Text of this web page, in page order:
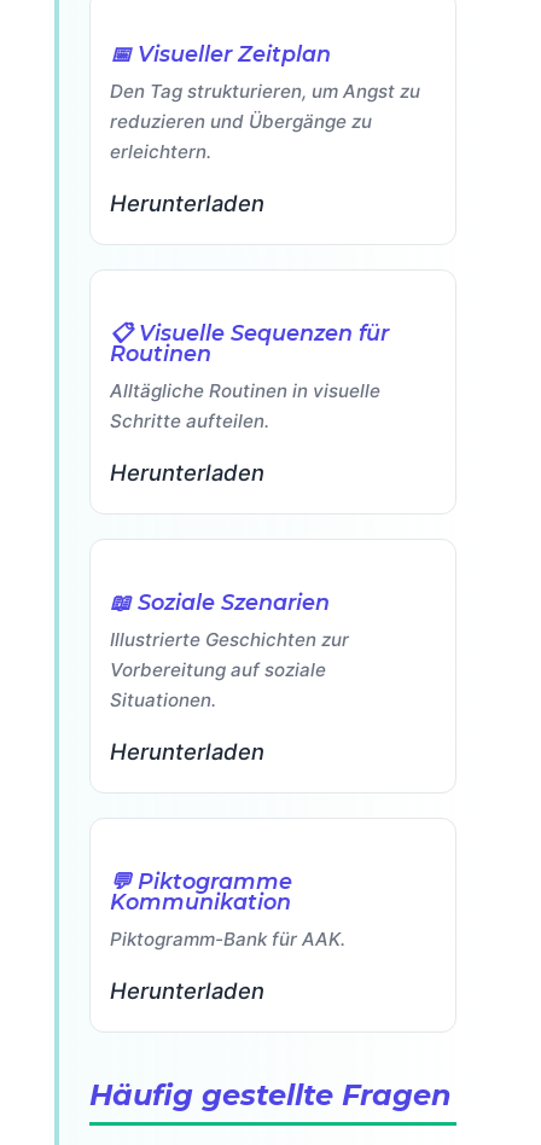
📅 Visueller Zeitplan
Den Tag strukturieren, um Angst zu
reduzieren und Übergänge zu
erleichtern.
Herunterladen
📋 Visuelle Sequenzen für
Routinen
Alltägliche Routinen in visuelle
Schritte aufteilen.
Herunterladen
📖 Soziale Szenarien
Illustrierte Geschichten zur
Vorbereitung auf soziale
Situationen.
Herunterladen
💬 Piktogramme
Kommunikation
Piktogramm-Bank für AAK.
Herunterladen
Häufig gestellte Fragen